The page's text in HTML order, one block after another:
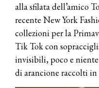
alla sfilata dell’amico
recente New York
collezioni per la
Tik Tok con
invisibili, poco e
di arancione raccolti in